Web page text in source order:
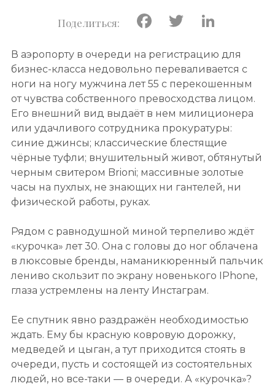
Facebook
Twitter
В аэропорту в очереди на регистрацию для
бизнес-класса недовольно переваливается с
ноги на ногу мужчина лет 55 с перекошенным
от чувства собственного превосходства лицом.
Его внешний вид выдаёт в нем милиционера
или удачливого сотрудника прокуратуры:
синие джинсы; классические блестящие
чёрные туфли; внушительный живот, обтянутый
черным свитером Brioni; массивные золотые
часы на пухлых, не знающих ни гантелей, ни
физической работы, руках.
Рядом с равнодушной миной терпеливо ждёт
«курочка» лет 30. Она с головы до ног облачена
в люксовые бренды, наманикюренный пальчик
лениво скользит по экрану новенького IPhone,
глаза устремлены на ленту Инстаграм.
Ее спутник явно раздражён необходимостью
ждать. Ему бы красную ковровую дорожку,
медведей и цыган, а тут приходится стоять в
очереди, пусть и состоящей из состоятельных
людей, но все-таки — в очереди. А «курочка»?